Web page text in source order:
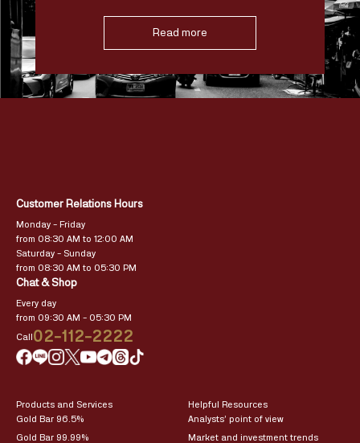
Read more
Customer Relations Hours
Monday – Friday
from 08:30 AM to 12:00 AM
Saturday – Sunday
from 08:30 AM to 05:30 PM
Chat & Shop
Every day
from 09:30 AM – 05:30 PM
Call02-112-2222
Products and Services
Gold Bar 96.5%
Gold Bar 99.99%
Helpful Resources
Analysts’ point of view
Market and investment trends